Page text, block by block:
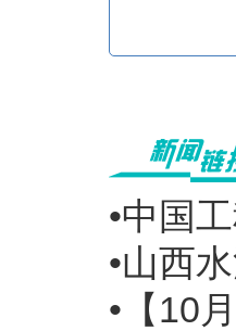
•中国
•山西
•【10